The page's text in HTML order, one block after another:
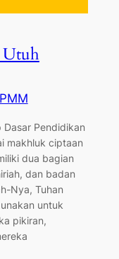
Utuh
PMM
Dasar Pendidikan
makhluk ciptaan
dua bagian
dan badan
Nya, Tuhan
untuk
pikiran,